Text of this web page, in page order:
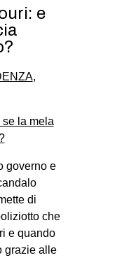
e
,
governo e
di
che
e quando
grazie alle